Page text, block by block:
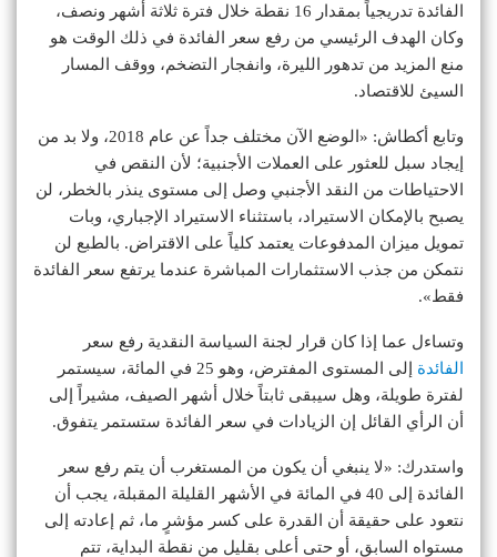
الفائدة تدريجياً بمقدار 16 نقطة خلال فترة ثلاثة أشهر ونصف،
وكان الهدف الرئيسي من رفع سعر الفائدة في ذلك الوقت هو
منع المزيد من تدهور الليرة، وانفجار التضخم، ووقف المسار
السيئ للاقتصاد.
وتابع أكطاش: «الوضع الآن مختلف جداً عن عام 2018، ولا بد من
إيجاد سبل للعثور على العملات الأجنبية؛ لأن النقص في
الاحتياطات من النقد الأجنبي وصل إلى مستوى ينذر بالخطر، لن
يصبح بالإمكان الاستيراد، باستثناء الاستيراد الإجباري، وبات
تمويل ميزان المدفوعات يعتمد كلياً على الاقتراض. بالطبع لن
نتمكن من جذب الاستثمارات المباشرة عندما يرتفع سعر الفائدة
فقط».
وتساءل عما إذا كان قرار لجنة السياسة النقدية رفع سعر
الفائدة
إلى المستوى المفترض، وهو 25 في المائة، سيستمر
لفترة طويلة، وهل سيبقى ثابتاً خلال أشهر الصيف، مشيراً إلى
أن الرأي القائل إن الزيادات في سعر الفائدة ستستمر يتفوق.
واستدرك: «لا ينبغي أن يكون من المستغرب أن يتم رفع سعر
الفائدة إلى 40 في المائة في الأشهر القليلة المقبلة، يجب أن
نتعود على حقيقة أن القدرة على كسر مؤشرٍ ما، ثم إعادته إلى
مستواه السابق، أو حتى أعلى بقليل من نقطة البداية، تتم